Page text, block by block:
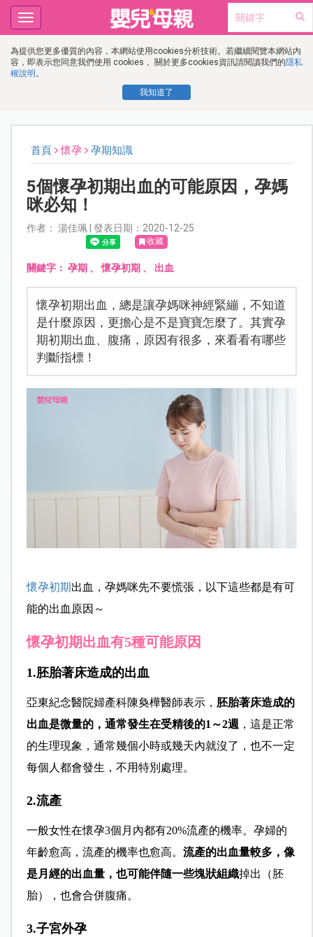
為提供您更多優質的內容，本網站使用cookies分析技術。若繼續閱覽本網站內
容，即表示您同意我們使用 cookies， 關於更多cookies資訊請閱讀我們的隱私
權說明 。
我知道了
Toggle
navigation
首頁 懷孕 孕期知識
5個懷孕初期出血的可能原因，孕媽
咪必知！
作者： 湯佳珮 | 發表日期：2020-12-25
收藏
關鍵字： 孕期 、懷孕初期 、 出血
懷孕初期出血，總是讓孕媽咪神經緊繃，不知道
是什麼原因，更擔心是不是寶寶怎麼了。其實孕
期初期出血、腹痛，原因有很多，來看看有哪些
判斷指標！
懷孕初期出血，孕媽咪先不要慌張，以下這些都是有可
能的出血原因～
懷孕初期出血有5種可能原因
1.胚胎著床造成的出血
亞東紀念醫院婦產科陳奐樺醫師表示， 胚胎著床造成的
出血是微量的，通常發生在受精後的1～2週 ，這是正常
的生理現象，通常幾個小時或幾天內就沒了，也不一定
每個人都會發生，不用特別處理。
2.流產
一般女性在懷孕3個月內都有20%流產的機率。孕婦的
年齡愈高，流產的機率也愈高。 流產的出血量較多，像
是月經的出血量，也可能伴隨一些塊狀組織掉出（胚
胎），也會合併腹痛。
3.子宮外孕